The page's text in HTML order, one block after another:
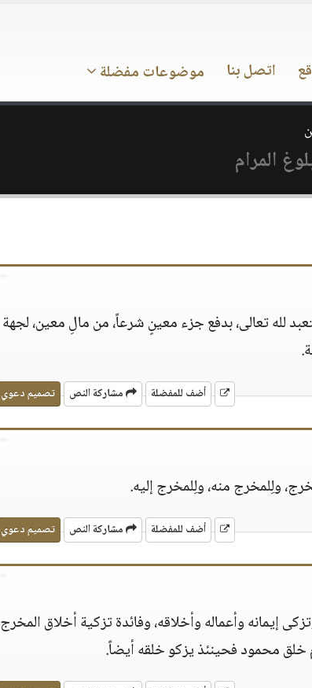
اتصل بنا موضوعات مفضلة
المرام
لله تعالى، بدفع جزء معينٍ شرعاً، من مالِ معين، لجهة
أضف للمفضلة مشاركة النص تصميم دعوي
ولِلمخرج منه، ولِلمخرج إليه.
أضف للمفضلة مشاركة النص تصميم دعوي
إيمانه وأعماله وأخلاقه، وفائدة تزكية أخلاق المخرج
خلق محمود فحينئذ يزكو خلقه أيضاً.